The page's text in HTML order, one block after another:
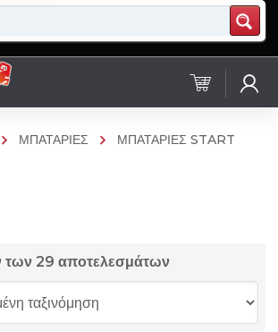
ΜΠΑΤΑΡΙΕΣ
ΜΠΑΤΑΡΙΕΣ START
29 αποτελεσμάτων